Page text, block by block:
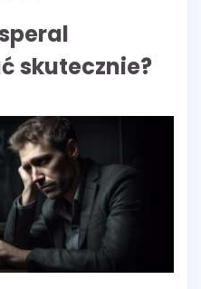
skutecznie?